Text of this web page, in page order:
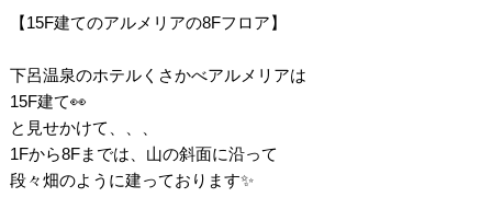
【15F建てのアルメリアの8Fフロア】
下呂温泉のホテルくさかべアルメリアは
15F建て👀
と見せかけて、、、
1Fから8Fまでは、山の斜面に沿って
段々畑のように建っております✨